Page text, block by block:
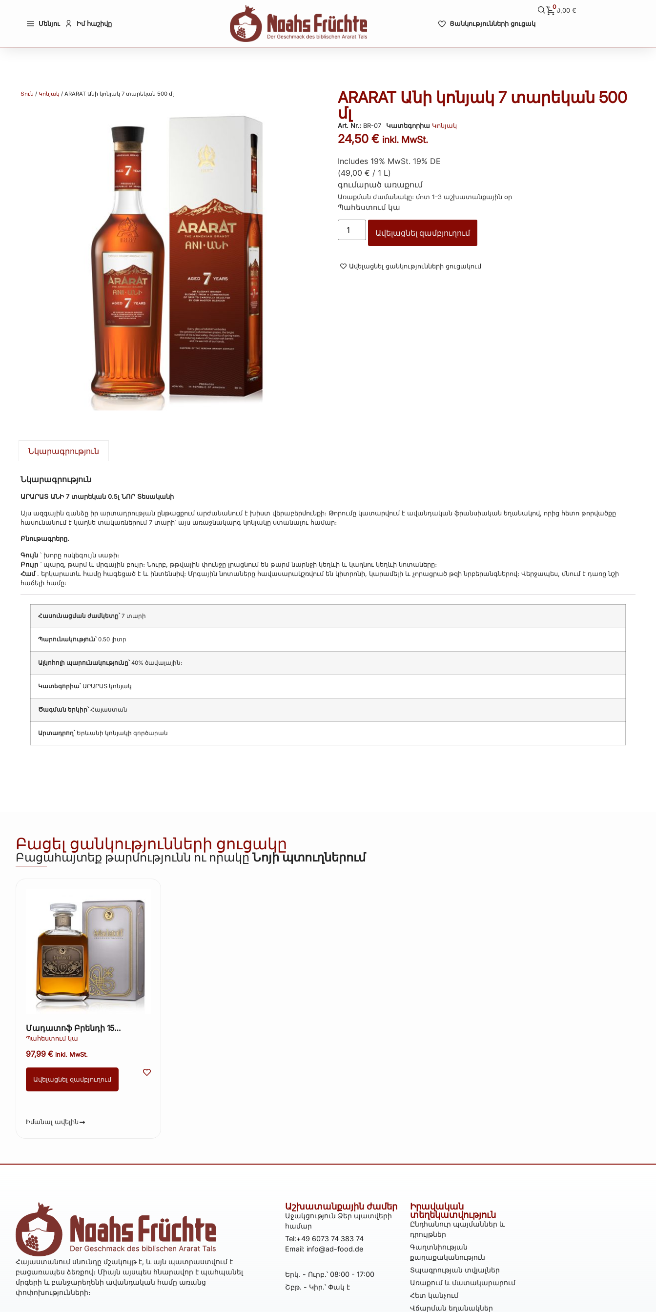
Մենյու Իմ հաշիվը Ցանկությունների ցուցակ
00,00€
Տուն / Կոնյակ / ARARAT Անի կոնյակ 7 տարեկան 500 մլ
ARARAT Անի կոնյակ 7 տարեկան 500
մլ
Art. Nr.: BR-07 Կատեգորիա Կոնյակ
24,50 € inkl. MwSt.
Includes 19% MwSt. 19% DE
(49,00 € / 1 Լ)
գումարած առաքում
Առաքման ժամանակը։ մոտ 1–3 աշխատանքային օր
Պահեստում կա
Ավելացնել զամբյուղում
Ավելացնել ցանկությունների ցուցակում
Նկարագրություն
Նկարագրություն
ԱՐԱՐԱՏ ԱՆԻ 7 տարեկան 0.5լ ՆՈՐ Տեսականի
Այս ազգային գանձը իր արտադրության ընթացքում արժանանում է խիստ վերաբերմունքի։ Թորումը կատարվում է ավանդական ֆրանսիական եղանակով, որից հետո թորվածքը
հասունանում է կաղնե տակառներում 7 տարի՝ այս առաջնակարգ կոնյակը ստանալու համար։
Բնութագրերը.
Գույն ՝ խորը ոսկեգույն սաթի։
Բույր ՝ պարզ, թարմ և մրգային բույր։ Նուրբ, թթվային փունջը լրացնում են թարմ նարնջի կեղևի և կաղնու կեղևի նոտաները։
Համ. երկարատև համը հագեցած է և ինտենսիվ։ Մրգային նոտաները հավասարակշռվում են կիտրոնի, կարամելի և չորացրած թզի նրբերանգներով։ Վերջապես, մնում է դառը նշի
հաճելի համը։
Հասունացման ժամկետը՝7 տարի
Պարունակություն՝0.50 լիտր
Ալկոհոլի պարունակությունը՝40% ծավալային։
Կատեգորիա՝ԱՐԱՐԱՏ կոնյակ
Ծագման երկիր՝Հայաստան
Արտադրող՝Երևանի կոնյակի գործարան
Բացել ցանկությունների ցուցակը
Բացահայտեք թարմությունն ու որակը Նոյի պտուղներում
Մադատոֆ Բրենդի 15
տարեկան 700 մլ
Պահեստում կա
97,99 € inkl. MwSt.
Ավելացնել զամբյուղում
Իմանալ ավելին
Հայաստանում սնունդը մշակույթ է, և այն պատրաստվում է
բացառապես ձեռքով։ Միայն այսպես հնարավոր է պահպանել
մրգերի և բանջարեղենի ավանդական համը առանց
փոփոխությունների։
Աշխատանքային ժամեր
Աջակցություն Ձեր պատվերի
համար
Tel:+49 6073 74 383 74
Email: info@ad-food.de
Երկ․ - Ուրբ․՝ 08:00 - 17:00
Շբթ․ - Կիր․՝ Փակ է
Իրավական
տեղեկատվություն
Ընդհանուր պայմաններ և
դրույթներ
Գաղտնիության
քաղաքականություն
Տպագրության տվյալներ
Առաքում և մատակարարում
Հետ կանչում
Վճարման եղանակներ